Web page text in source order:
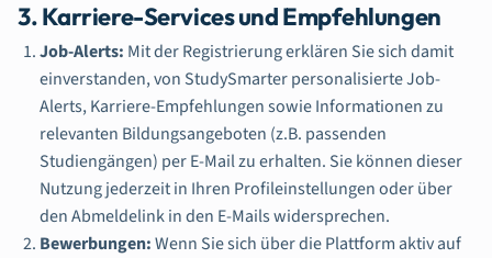
3. Karriere-Services und Empfehlungen
Job-Alerts: Mit der Registrierung erklären Sie sich damit
einverstanden, von StudySmarter personalisierte Job-
Alerts, Karriere-Empfehlungen sowie Informationen zu
relevanten Bildungsangeboten (z.B. passenden
Studiengängen) per E-Mail zu erhalten. Sie können dieser
Nutzung jederzeit in Ihren Profileinstellungen oder über
den Abmeldelink in den E-Mails widersprechen.
Bewerbungen:Wenn Sie sich über die Plattform aktiv auf